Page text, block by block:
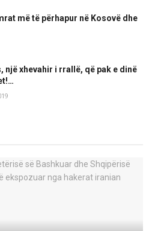
më të përhapur në Kosovë dhe
një xhevahir i rrallë, që pak e dinë